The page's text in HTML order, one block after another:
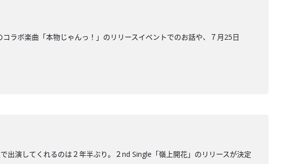
ラボ楽曲「本物じゃんっ！」のリリースイベントでのお話や、７月25日
演してくれるのは２年半ぶり。２nd Single「嶺上開花」のリリースが決定